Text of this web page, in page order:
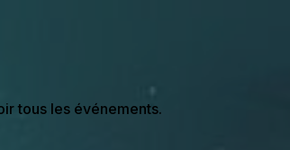
tous les événements.